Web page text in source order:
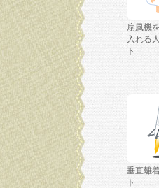
扇風機
入れる
ト
垂直離
ト